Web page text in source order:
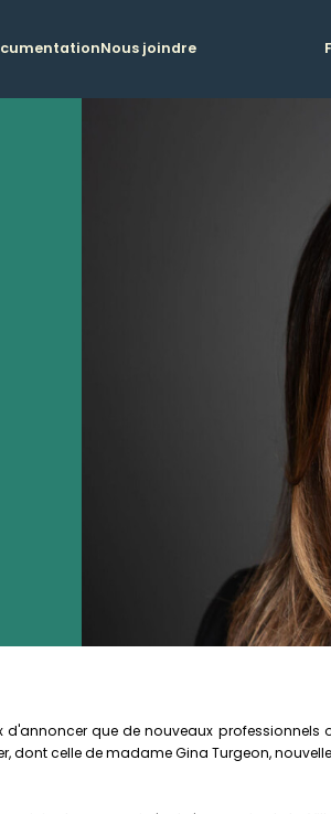
Nous joindre
d'annoncer que de nouveaux
celle de madame Gina Turgeon,